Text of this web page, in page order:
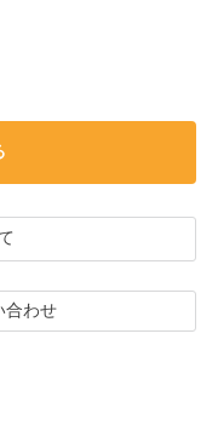
合わせ